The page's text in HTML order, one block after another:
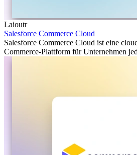
Laioutr
Salesforce Commerce Cloud
Salesforce Commerce Cloud ist eine
Commerce-Plattform für Unternehmen